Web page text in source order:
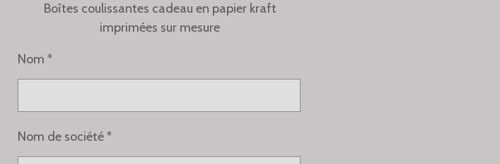
Boîtes coulissantes cadeau en papier kraft
imprimées sur mesure
Nom *
Nom de société *